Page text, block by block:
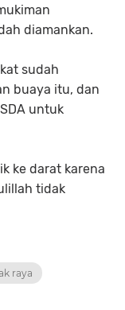
diamankan.
sudah
buaya itu, dan
untuk
ke darat karena
tidak
raya